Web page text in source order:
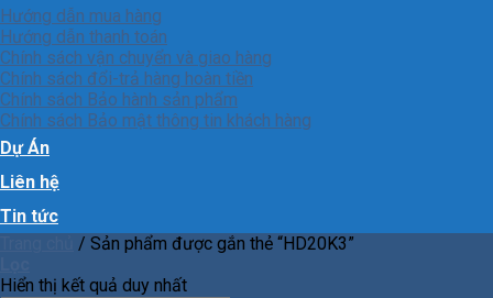
Hướng dẫn mua hàng
Hướng dẫn thanh toán
Chính sách vận chuyển và giao hàng
Chính sách đổi-trả hàng hoàn tiền
Chính sách Bảo hành sản phẩm
Chính sách Bảo mật thông tin khách hàng
Dự Án
Liên hệ
Tin tức
/ Sản phẩm được gắn thẻ “HD20K3”
Hiển thị kết quả duy nhất